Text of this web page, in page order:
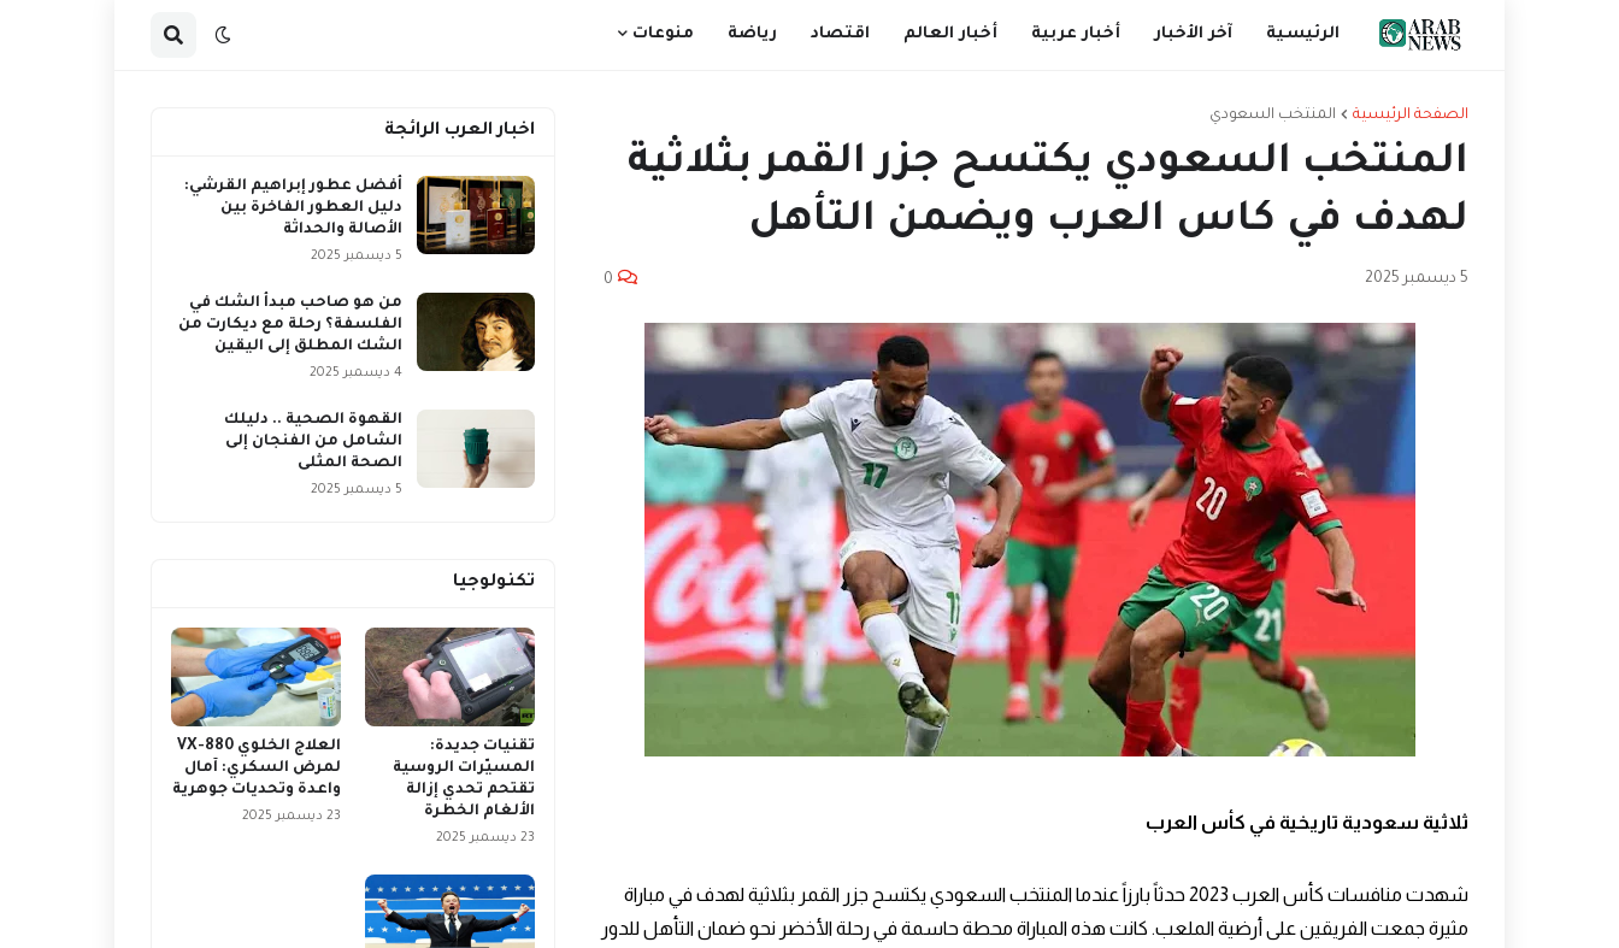
الرئيسية آخر الأخبار أخبار عربية أخبار العالم اقتصاد رياضة منوعات
الصفحة الرئيسية المنتخب السعودي
المنتخب السعودي يكتسح جزر القمر بثلاثية
لهدف في كاس العرب ويضمن التأهل
5 ديسمبر 2025 0
ثلاثية سعودية تاريخية في كأس العرب
شهدت منافسات كأس العرب 2023 حدثاً بارزاً عندماالمنتخب السعودي يكتسح جزر القمر بثلاثية لهدف في مباراة
مثيرة جمعت الفريقين على أرضية الملعب. كانت هذه المباراة محطة حاسمة في رحلة الأخضر نحو ضمان التأهل للدور
اخبار العرب الرائجة
أفضل عطور إبراهيم القرشي:
دليل العطور الفاخرة بين
الأصالة والحداثة
5 ديسمبر 2025
من هو صاحب مبدأ الشك في
الفلسفة؟ رحلة مع ديكارت من
الشك المطلق إلى اليقين
4 ديسمبر 2025
القهوة الصحية .. دليلك
الشامل من الفنجان إلى
الصحة المثلى
5 ديسمبر 2025
تكنولوجيا
تقنيات جديدة:
المسيّرات الروسية
تقتحم تحدي إزالة
الألغام الخطرة
23 ديسمبر 2025
العلاج الخلوي VX-880
لمرض السكري: آمال
واعدة وتحديات جوهرية
23 ديسمبر 2025